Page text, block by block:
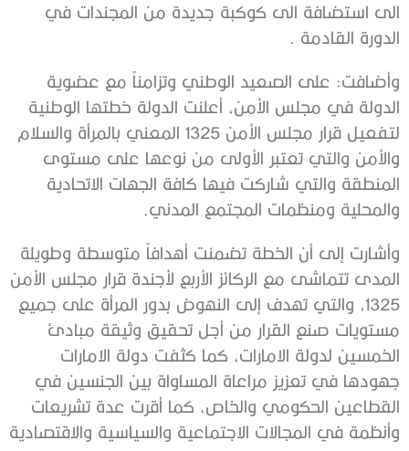
الى استضافة الى كوكبة جديدة من المجندات في
الدورة القادمة .
وأضافت: على الصعيد الوطني وتزامناً مع عضوية
الدولة في مجلس الأمن، أعلنت الدولة خطتها الوطنية
لتفعيل قرار مجلس الأمن 1325 المعني بالمرأة والسلام
والأمن والتي تعتبر الأولى من نوعها على مستوى
المنطقة والتي شاركت فيها كافة الجهات الاتحادية
والمحلية ومنظمات المجتمع المدني.
وأشارت إلى أن الخطة تضمنت أهدافاً متوسطة وطويلة
المدى تتماشى مع الركائز الأربع لأجندة قرار مجلس الأمن
1325، والتي تهدف إلى النهوض بدور المرأة على جميع
مستويات صنع القرار من أجل تحقيق وثيقة مبادئ
الخمسين لدولة الامارات، كما كثفت دولة الامارات
جهودها في تعزيز مراعاة المساواة بين الجنسين في
القطاعين الحكومي والخاص، كما أقرت عدة تشريعات
وأنظمة في المجالات الاجتماعية والسياسية والاقتصادية